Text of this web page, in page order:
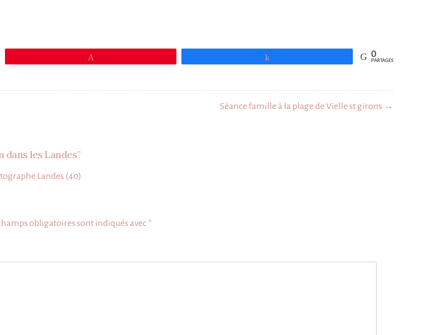
0
PARTAGES
Séance famille à la plage de Vielle st girons →
dans les Landes”
Landes (40)
obligatoires sont indiqués avec *